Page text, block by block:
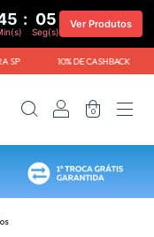
: 05
Seg(s)
Ver Produtos
DE
0